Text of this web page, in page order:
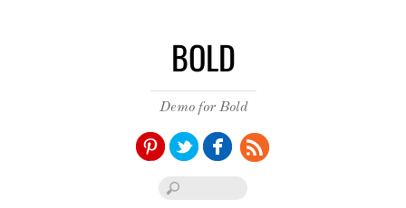
BOLD
Demo for Bold
PinterestTwitterFacebook